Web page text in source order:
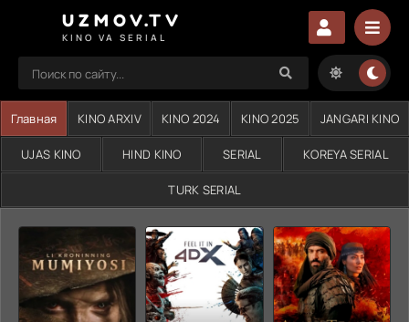
UZMOV.TV
KINO VA SERIAL
Главная KINO ARXIV KINO 2024 KINO 2025 JANGARI KINO
UJAS KINO HIND KINO SERIAL KOREYA SERIAL
TURK SERIAL